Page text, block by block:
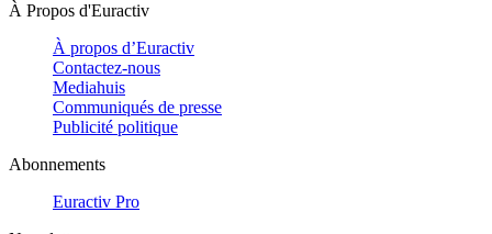
À Propos d'Euractiv
À propos d’Euractiv
Contactez-nous
Mediahuis
Communiqués de presse
Publicité politique
Abonnements
Euractiv Pro